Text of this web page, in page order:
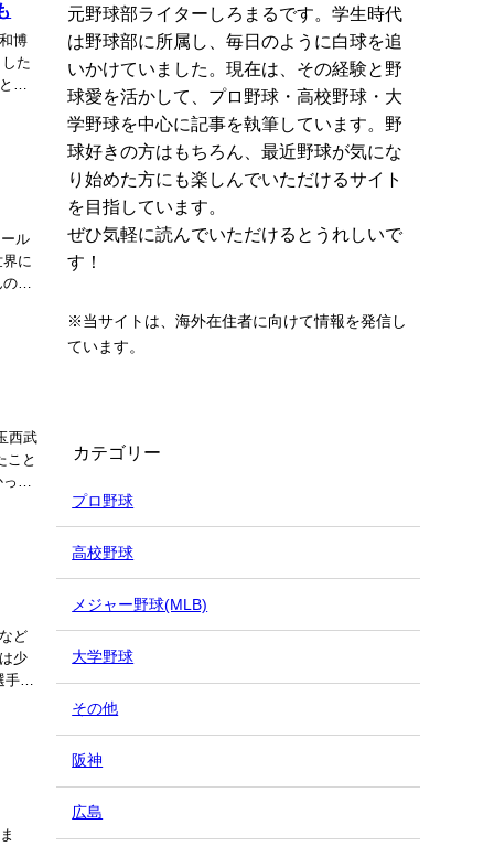
博
た
言
ル
に
奥
西武
こと
こ
ど
少
手は
元野球部ライターしろまるです。学生時代
は野球部に所属し、毎日のように白球を追
いかけていました。現在は、その経験と野
球愛を活かして、プロ野球・高校野球・大
学野球を中心に記事を執筆しています。野
球好きの方はもちろん、最近野球が気にな
り始めた方にも楽しんでいただけるサイト
を目指しています。
ぜひ気軽に読んでいただけるとうれしいで
す！
※当サイトは、海外在住者に向けて情報を発信し
ています。
カテゴリー
プロ野球
高校野球
メジャー野球(MLB)
大学野球
その他
阪神
広島